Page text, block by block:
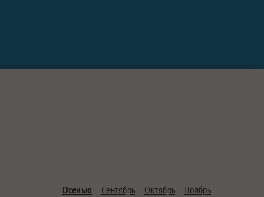
Осенью Сентябрь Октябрь Ноябрь